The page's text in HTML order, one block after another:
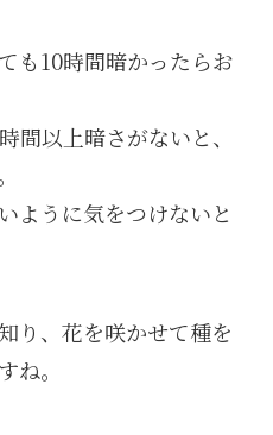
も10時間暗かったらお
間以上暗さがないと、
ように気をつけないと
り、花を咲かせて種を
ね。